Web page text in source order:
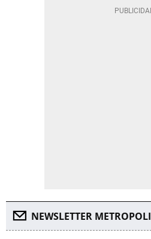
NEWSLETTER METROPOLI